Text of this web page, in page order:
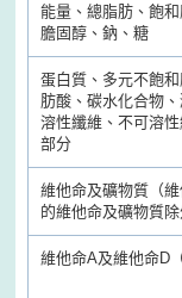
能量、總脂肪、飽
膽固醇、鈉、糖
蛋白質、多元不飽
肪酸、碳水化合物
溶性纖維、不可溶
部分
維他命及礦物質（
的維他命及礦物質除
維他命A及維他命D